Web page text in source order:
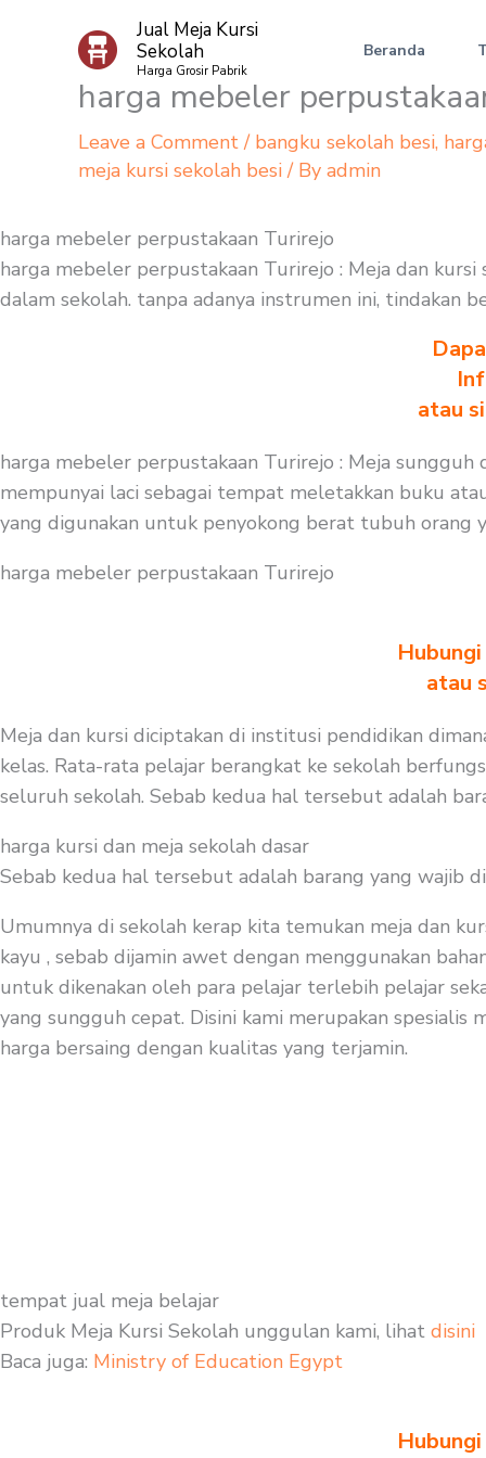
Jual Meja Kursi
Sekolah
Harga Grosir Pabrik
Beranda
harga mebeler
Leave a Comment / bangku sekolah besi,
meja kursi sekolah besi/ By admin
harga mebeler perpustakaan Turirejo
harga mebeler perpustakaan Turirejo : Meja dan
dalam sekolah. tanpa adanya instrumen ini, tindakan
atau
harga mebeler perpustakaan Turirejo : Meja sungguh
mempunyai laci sebagai tempat meletakkan buku
yang digunakan untuk penyokong berat tubuh orang
harga mebeler perpustakaan Turirejo
atau
Meja dan kursi diciptakan di institusi pendidikan
kelas. Rata-rata pelajar berangkat ke sekolah
seluruh sekolah. Sebab kedua hal tersebut adalah
harga kursi dan meja sekolah dasar
Sebab kedua hal tersebut adalah barang yang wajib
Umumnya di sekolah kerap kita temukan meja dan
kayu , sebab dijamin awet dengan menggunakan
untuk dikenakan oleh para pelajar terlebih pelajar
yang sungguh cepat. Disini kami merupakan
harga bersaing dengan kualitas yang terjamin.
tempat jual meja belajar
Produk Meja Kursi Sekolah unggulan kami, lihat disini
Baca juga: Ministry of Education Egypt